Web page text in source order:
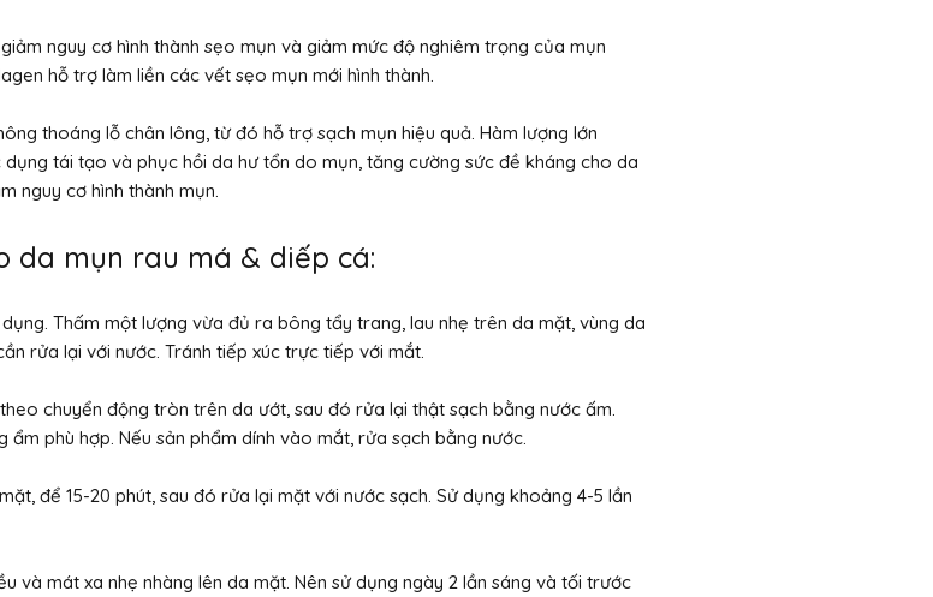
nguy cơ hình thành sẹo mụn và giảm mức độ nghiêm trọng của mụn
hỗ trợ làm liền các vết sẹo mụn mới hình thành.
thoáng lỗ chân lông, từ đó hỗ trợ sạch mụn hiệu quả. Hàm lượng lớn
tái tạo và phục hồi da hư tổn do mụn, tăng cường sức đề kháng cho da
nguy cơ hình thành mụn.
da mụn rau má & diếp cá:
Thấm một lượng vừa đủ ra bông tẩy trang, lau nhẹ trên da mặt, vùng da
rửa lại với nước. Tránh tiếp xúc trực tiếp với mắt.
chuyển động tròn trên da ướt, sau đó rửa lại thật sạch bằng nước ấm.
phù hợp. Nếu sản phẩm dính vào mắt, rửa sạch bằng nước.
để 15-20 phút, sau đó rửa lại mặt với nước sạch. Sử dụng khoảng 4-5 lần
và mát xa nhẹ nhàng lên da mặt. Nên sử dụng ngày 2 lần sáng và tối trước